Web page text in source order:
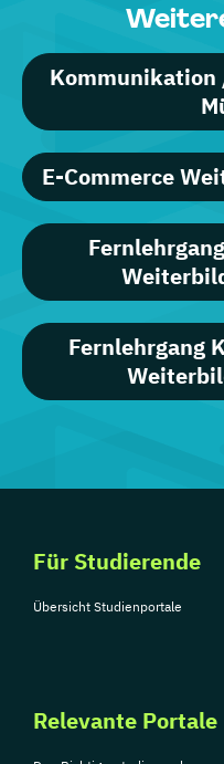
Search Engine
Social Media
Social Media und
Strategisches
Kommunikation
E-Commerce
Fernlehrgang
Für Studierende
Übersicht Studienportale
Relevante Portale